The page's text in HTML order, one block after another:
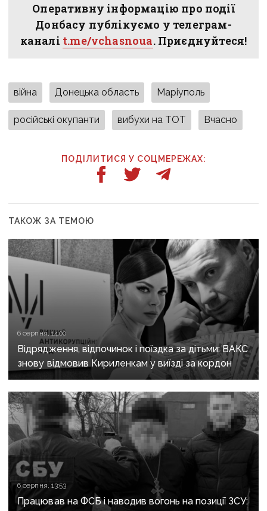
Оперативну інформацію про події
Донбасу публікуємо у телеграм-
каналі t.me/vchasnoua. Приєднуйтеся!
війна Донецька область Маріуполь
російські окупанти вибухи на ТОТ Вчасно
ПОДІЛИТИСЯ У СОЦМЕРЕЖАХ:
ТАКОЖ ЗА ТЕМОЮ
6 серпня, 14:00
Відрядження, відпочинок і поїздка за дітьми: ВАКС
знову відмовив Кириленкам у виїзді за кордон
6 серпня, 13:53
Працював на ФСБ і наводив вогонь на позиції ЗСУ: